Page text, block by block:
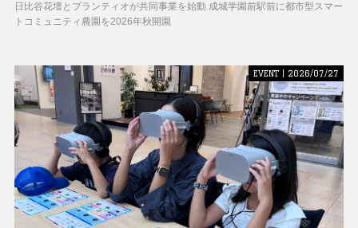
日比谷花壇とプランティオが共同事業を始動 成城学園前駅前に都市型スマー
トコミュニティ農園を2026年秋開園
EVENT | 2026/07/27